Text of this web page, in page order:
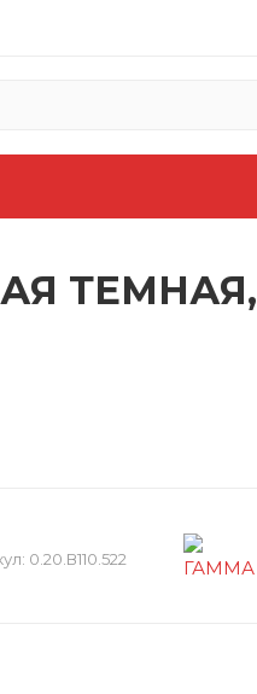
ТЕМНАЯ,
0.20.В110.522